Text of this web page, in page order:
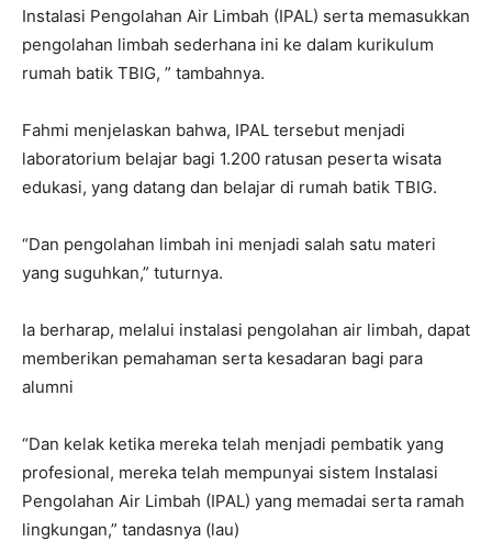
Instalasi Pengolahan Air Limbah (IPAL) serta memasukkan
pengolahan limbah sederhana ini ke dalam kurikulum
rumah batik TBIG, ” tambahnya.
Fahmi menjelaskan bahwa, IPAL tersebut menjadi
laboratorium belajar bagi 1.200 ratusan peserta wisata
edukasi, yang datang dan belajar di rumah batik TBIG.
“Dan pengolahan limbah ini menjadi salah satu materi
yang suguhkan,” tuturnya.
Ia berharap, melalui instalasi pengolahan air limbah, dapat
memberikan pemahaman serta kesadaran bagi para
alumni
“Dan kelak ketika mereka telah menjadi pembatik yang
profesional, mereka telah mempunyai sistem Instalasi
Pengolahan Air Limbah (IPAL) yang memadai serta ramah
lingkungan,” tandasnya (lau)